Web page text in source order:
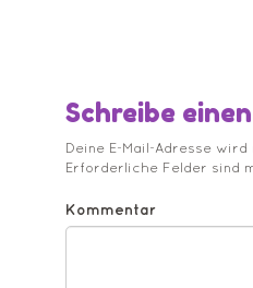
Schreibe
Deine E-Mail-Adresse
Erforderliche Felder sind
Kommentar